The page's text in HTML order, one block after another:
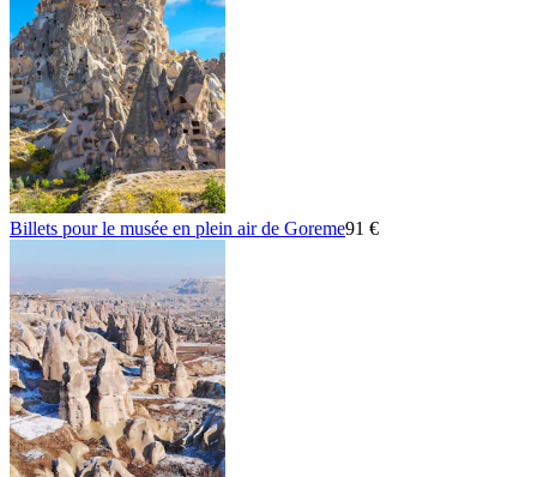
Billets pour le musée en plein air de Goreme91 €